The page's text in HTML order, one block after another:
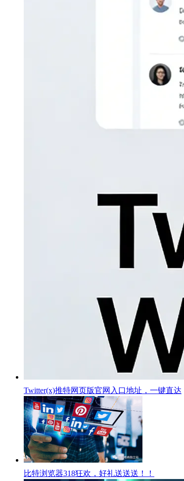
Twitter(x)推特网页版官网入口地址，一键直达
比特浏览器318狂欢，好礼送送送！！